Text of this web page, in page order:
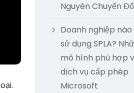
Nguyên Chuyển
Doanh nghiệp nào
sử dụng SPLA?
mô hình phù hợp
dịch vụ cấp phép
Microsoft